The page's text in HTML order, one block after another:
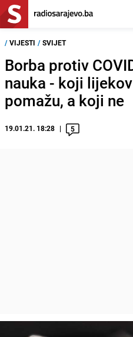
/ VIJESTI / SVIJET
Borba protiv
nauka - koji
pomažu, a koji ne
19.01.21. 18:28 5